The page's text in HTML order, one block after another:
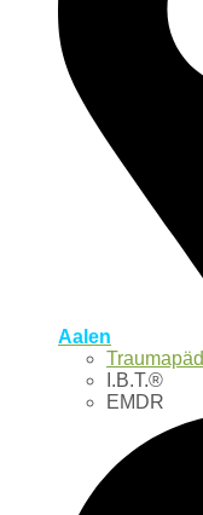
Aalen
Traumapäd
I.B.T.®
EMDR